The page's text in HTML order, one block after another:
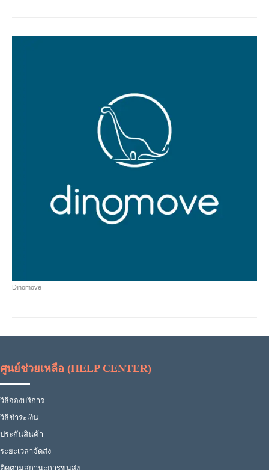
Dinomove
ศูนย์ช่วยเหลือ (HELP CENTER)
วิธีจองบริการ
วิธีชำระเงิน
ประกันสินค้า
ระยะเวลาจัดส่ง
ติดตามสถานะการขนส่ง